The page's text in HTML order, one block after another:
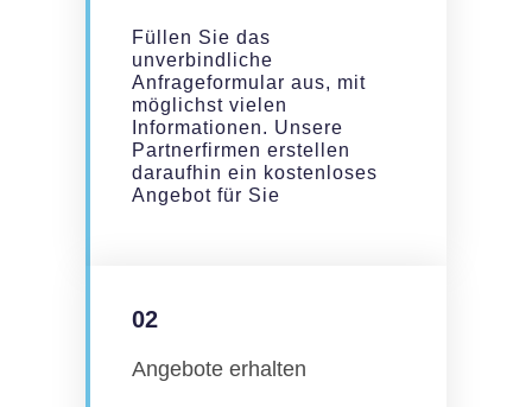
Füllen Sie das
unverbindliche
Anfrageformular aus, mit
möglichst vielen
Informationen. Unsere
Partnerfirmen erstellen
daraufhin ein kostenloses
Angebot für Sie
02
Angebote erhalten